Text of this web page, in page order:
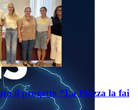
il progetto “La Piazza la fai